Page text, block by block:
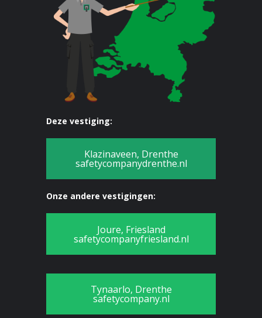
Deze vestiging:
Klazinaveen, Drenthe
safetycompanydrenthe.nl
Onze andere vestigingen:
Joure, Friesland
safetycompanyfriesland.nl
Tynaarlo, Drenthe
safetycompany.nl